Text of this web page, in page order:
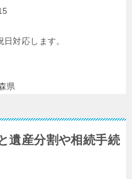
応します。
県
遺産分割や相続手続